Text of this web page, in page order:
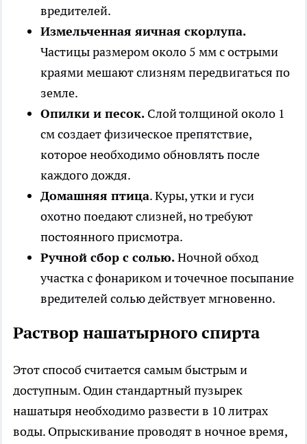
вредителей.
Измельченная яичная скорлупа.
Частицы размером около 5 мм с острыми
краями мешают слизням передвигаться по
земле.
Опилки и песок. Слой толщиной около 1
см создает физическое препятствие,
которое необходимо обновлять после
каждого дождя.
Домашняя птица. Куры, утки и гуси
охотно поедают слизней, но требуют
постоянного присмотра.
Ручной сбор с солью.Ночной обход
участка с фонариком и точечное посыпание
вредителей солью действует мгновенно.
Раствор нашатырного спирта
Этот способ считается самым быстрым и
доступным. Один стандартный пузырек
нашатыря необходимо развести в 10 литрах
воды. Опрыскивание проводят в ночное время,